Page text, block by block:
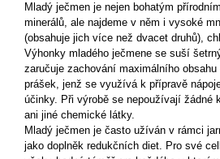
Mladý ječmen je nejen bohatým
minerálů, ale najdeme v něm i vysoké
(obsahuje jich více než dvacet druhů),
Výhonky mladého ječmene se suší
zaručuje zachování maximálního
prášek, jenž se využívá k přípravě
účinky. Při výrobě se nepoužívají žádné
ani jiné chemické látky.
Mladý ječmen je často užíván v rámci
jako doplněk redukčních diet. Pro své